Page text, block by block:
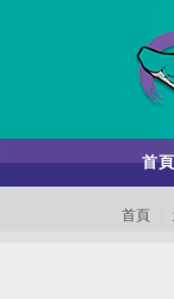
首頁
首頁